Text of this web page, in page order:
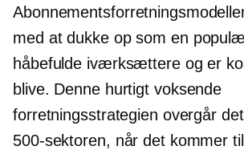
med at dukke op som en
håbefulde iværksættere og er
blive. Denne hurtigt voksende
forretningsstrategien overgår
500-sektoren, når det kommer